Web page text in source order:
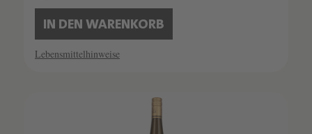
IN DEN WARENKORB
Lebensmittelhinweise